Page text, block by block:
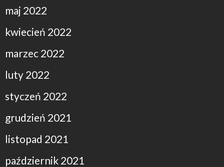
maj 2022
kwiecień 2022
marzec 2022
luty 2022
styczeń 2022
grudzień 2021
listopad 2021
październik 2021